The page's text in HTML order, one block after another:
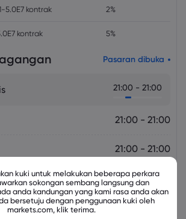
5.0E7 kontrak 2%
kontrak 5%
Pasaran dibuka
21:00 - 21:00
21:00 - 21:00
21:00 - 21:00
21:00 - 21:00
21:00 - 21:00
kuki untuk melakukan beberapa perkara
sokongan sembang langsung dan
anda kandungan yang kami rasa anda akan
bersetuju dengan penggunaan kuki oleh
markets.com, klik terima.